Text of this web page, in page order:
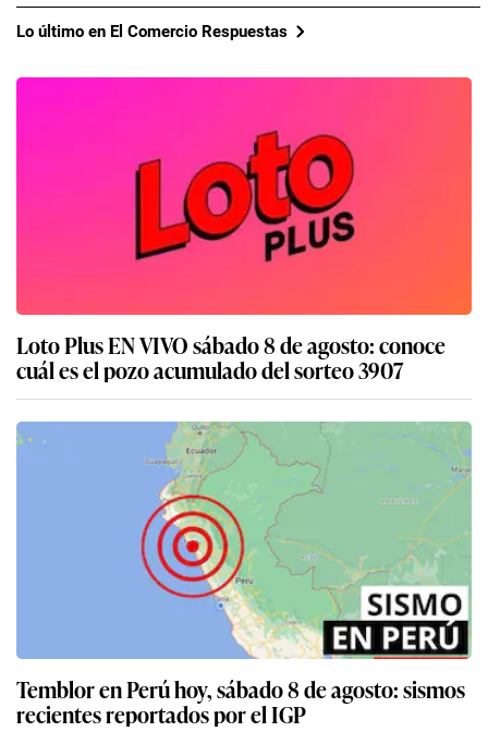
Lo último en El Comercio Respuestas
Loto Plus EN VIVO sábado 8 de agosto: conoce
cuál es el pozo acumulado del sorteo 3907
Temblor en Perú hoy, sábado 8 de agosto: sismos
recientes reportados por el IGP